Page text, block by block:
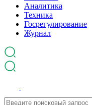
Аналитика
Техника
Госрегулирование
Журнал